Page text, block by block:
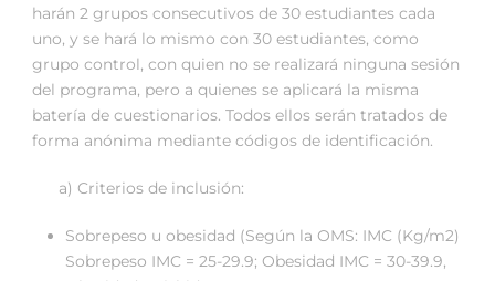
harán 2 grupos consecutivos de 30 estudiantes cada
uno, y se hará lo mismo con 30 estudiantes, como
grupo control, con quien no se realizará ninguna sesión
del programa, pero a quienes se aplicará la misma
batería de cuestionarios. Todos ellos serán tratados de
forma anónima mediante códigos de identificación.
a) Criterios de inclusión:
Sobrepeso u obesidad (Según la OMS: IMC (Kg/m2)
Sobrepeso IMC = 25-29.9; Obesidad IMC = 30-39.9,